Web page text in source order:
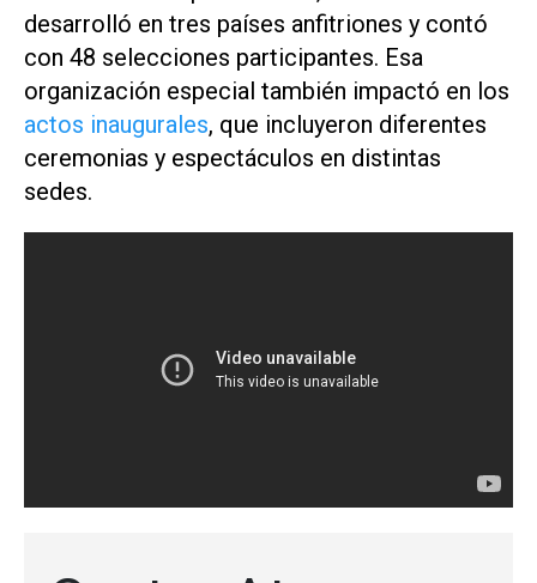
desarrolló en tres países anfitriones y contó
con 48 selecciones participantes. Esa
organización especial también impactó en los
actos inaugurales, que incluyeron diferentes
ceremonias y espectáculos en distintas
sedes.